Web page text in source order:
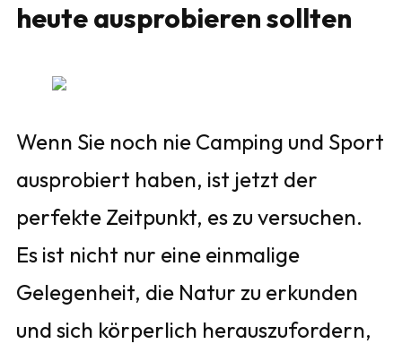
heute ausprobieren sollten
Wenn Sie noch nie Camping und Sport
ausprobiert haben, ist jetzt der
perfekte Zeitpunkt, es zu versuchen.
Es ist nicht nur eine einmalige
Gelegenheit, die Natur zu erkunden
und sich körperlich herauszufordern,